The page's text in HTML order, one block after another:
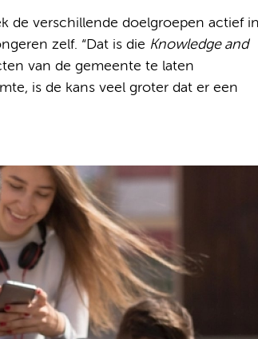
de verschillende doelgroepen actief in
zelf. “Dat is die Knowledge and
van de gemeente te laten
is de kans veel groter dat er een